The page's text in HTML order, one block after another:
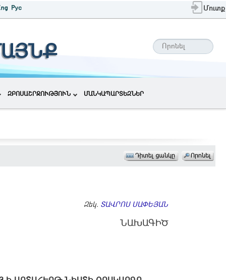
Մուտք
ԶԲՈՍԱՇՐՋՈՒԹՅՈՒՆ ՄԱՆԿԱՊԱՐՏԵԶՆԵՐ
Զեկ. ՏԱՎՐՈՍ ՍԱՓԵՅԱՆ
ՆԱԽԱԳԻԾ